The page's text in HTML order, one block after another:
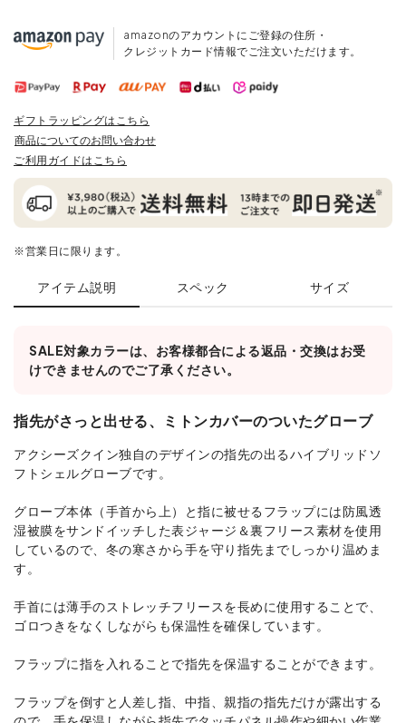
amazonのアカウントにご登録の住所・
クレジットカード情報でご注文いただけます。
ギフトラッピングはこちら
商品についてのお問い合わせ
ご利用ガイドはこちら
※営業日に限ります。
アイテム説明 スペック サイズ
SALE対象カラーは、お客様都合による返品・交換はお受
けできませんのでご了承ください。
指先がさっと出せる、ミトンカバーのついたグローブ
アクシーズクイン独自のデザインの指先の出るハイブリッドソ
フトシェルグローブです。
グローブ本体（手首から上）と指に被せるフラップには防風透
湿被膜をサンドイッチした表ジャージ＆裏フリース素材を使用
しているので、冬の寒さから手を守り指先までしっかり温めま
す。
手首には薄手のストレッチフリースを長めに使用することで、
ゴロつきをなくしながらも保温性を確保しています。
フラップに指を入れることで指先を保温することができます。
フラップを倒すと人差し指、中指、親指の指先だけが露出する